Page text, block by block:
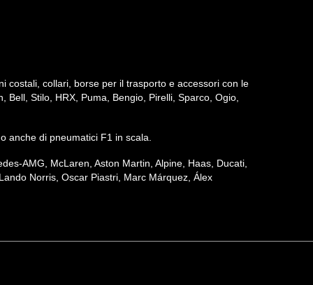
costali, collari, borse per il trasporto e accessori con le
Bell, Stilo, HRX, Puma, Bengio, Pirelli, Sparco, Ogio,
anche di pneumatici F1 in scala.
AMG, McLaren, Aston Martin, Alpine, Haas, Ducati,
Norris, Oscar Piastri, Marc Márquez, Álex